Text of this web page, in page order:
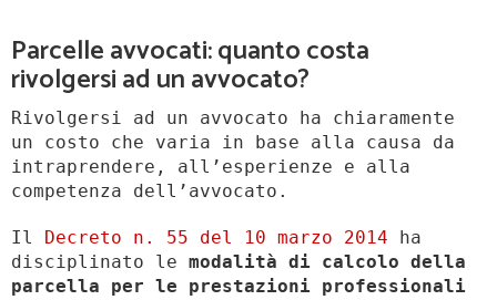
Parcelle avvocati: quanto costa
rivolgersi ad un avvocato?
Rivolgersi ad un avvocato ha chiaramente
un costo che varia in base alla causa da
intraprendere, all’esperienze e alla
competenza dell’avvocato.
Il Decreto n. 55 del 10 marzo 2014 ha
disciplinato le modalità di calcolo della
parcella per le prestazioni professionali